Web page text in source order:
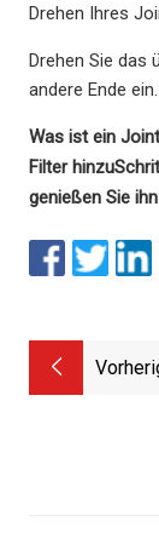
Drehen Ihres
Drehen Sie das
andere Ende
Was ist ein
Filter hinzu
genießen Sie